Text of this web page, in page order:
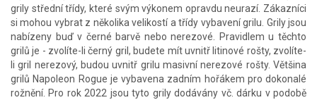
grily střední třídy, které svým výkonem opravdu neurazí. Zákazníci
si mohou vybrat z několika velikostí a třídy vybavení grilu. Grily jsou
nabízeny buď v černé barvě nebo nerezové. Pravidlem u těchto
grilů je - zvolíte-li černý gril, budete mít uvnitř litinové rošty, zvolíte-
li gril nerezový, budou uvnitř grilu masivní nerezové rošty. Většina
grilů Napoleon Rogue je vybavena zadním hořákem pro dokonalé
rožnění. Pro rok 2022 jsou tyto grily dodávány vč. dárku v podobě